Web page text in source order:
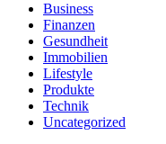
Business
Finanzen
Gesundheit
Immobilien
Lifestyle
Produkte
Technik
Uncategorized